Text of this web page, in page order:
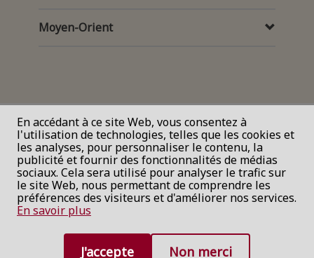
Moyen-Orient
En accédant à ce site Web, vous consentez à
l'utilisation de technologies, telles que les cookies et
les analyses, pour personnaliser le contenu, la
publicité et fournir des fonctionnalités de médias
sociaux. Cela sera utilisé pour analyser le trafic sur
le site Web, nous permettant de comprendre les
préférences des visiteurs et d'améliorer nos services.
En savoir plus
J'accepte Non merci